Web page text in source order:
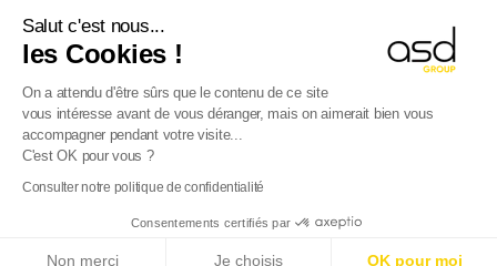
Salut c'est nous...
les Cookies !
On a attendu d'être sûrs que le contenu de ce site
vous intéresse avant de vous déranger, mais on aimerait bien vous
accompagner pendant votre visite...
C'est OK pour vous ?
Consulter notre politique de confidentialité
Consentements certifiés par
Non merci Je choisis OK pour moi
Reservados
Aviso Legal (en Inglés)
Privacidad Y Confidencialidad (en Inglés)
Mapa Del Sitio
Español (ES)
tu empresa es extranjera, prepárate!
Más información